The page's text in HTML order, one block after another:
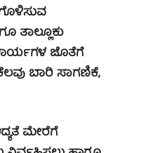
ತಾಲ್ಲೂಕು
ಜೊತೆಗೆ
ಬಾರಿ ಸಾಗಣಿಕೆ,
ಮೇರೆಗೆ